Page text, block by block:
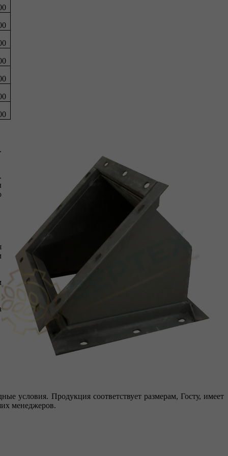
условия. Продукция соответствует размерам, Госту, имеет
менеджеров.